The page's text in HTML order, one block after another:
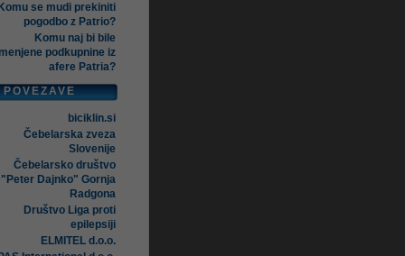
Komu se mudi prekiniti
pogodbo z Patrio?
Komu naj bi bile
podkupnine iz
afere Patria?
POVEZAVE
biciklin.si
Čebelarska zveza
Slovenije
Čebelarsko društvo
"Peter Dajnko" Gornja
Radgona
Društvo Liga proti
epilepsiji
ELMITEL d.o.o.